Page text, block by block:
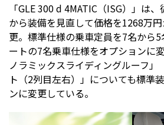
「GLE 300 d 4MATIC（ISG）」は、
から装備を見直して価格を1268万
更。標準仕様の乗車定員を7名から
ートの7名乗車仕様をオプションに
ノラミックスライディングルーフ」
ト（2列目左右）」についても標準
ンに変更している。